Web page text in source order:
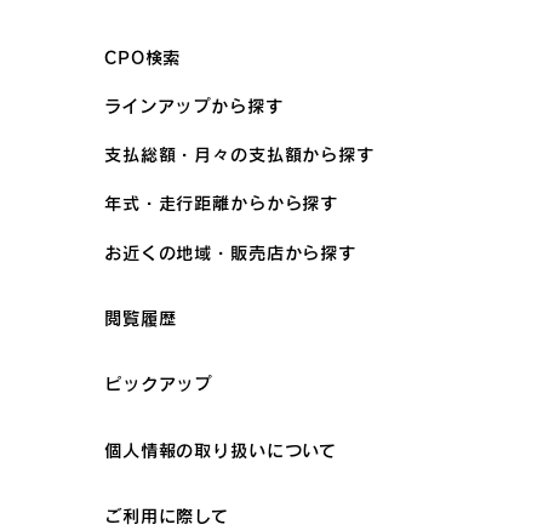
CPO検索
ラインアップから探す
支払総額・月々の支払額から探す
年式・走行距離からから探す
お近くの地域・販売店から探す
閲覧履歴
ピックアップ
個人情報の取り扱いについて
ご利用に際して